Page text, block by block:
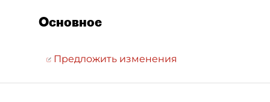
Основное
Предложить изменения